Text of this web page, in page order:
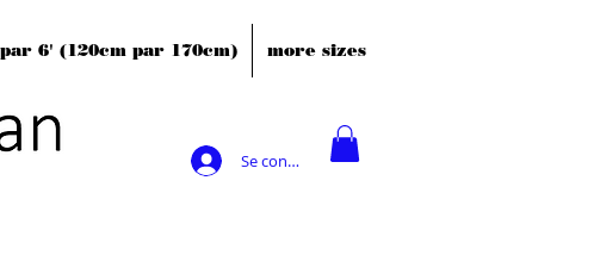
6' (120cm par 170cm) more sizes
Se connecter